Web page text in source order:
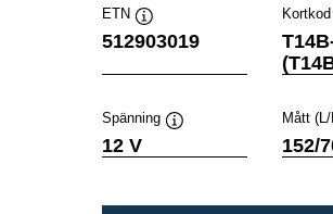
ETN
Verktygstips
512903019
Kortkod
Spänning
12 V
Mått
152/